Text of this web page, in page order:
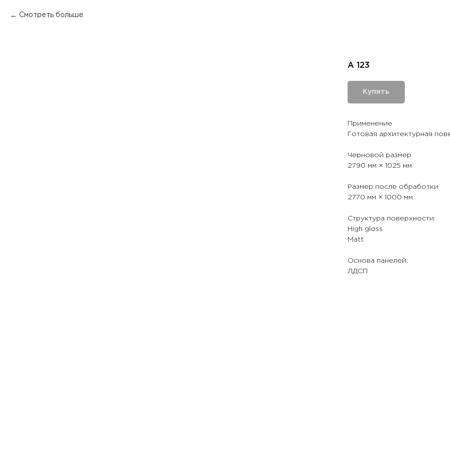
Смотреть больше
A 123
Купить
Применение
Готовая архитектурная
Черновой размер
2790 мм × 1025 мм
Размер после обработки
2770 мм × 1000 мм
Структура поверхности:
High gloss
Matt
Основа панелей:
ЛДСП